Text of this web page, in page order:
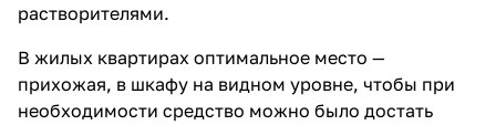
растворителями.
В жилых квартирах оптимальное место —
прихожая, в шкафу на видном уровне, чтобы при
необходимости средство можно было достать